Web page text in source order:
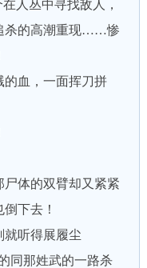
人丛中寻找敌人，
杀的高潮重现……惨
血，一面挥刀拼
体的双臂却又紧紧
下去！
听得展履尘
同那姓武的一路杀